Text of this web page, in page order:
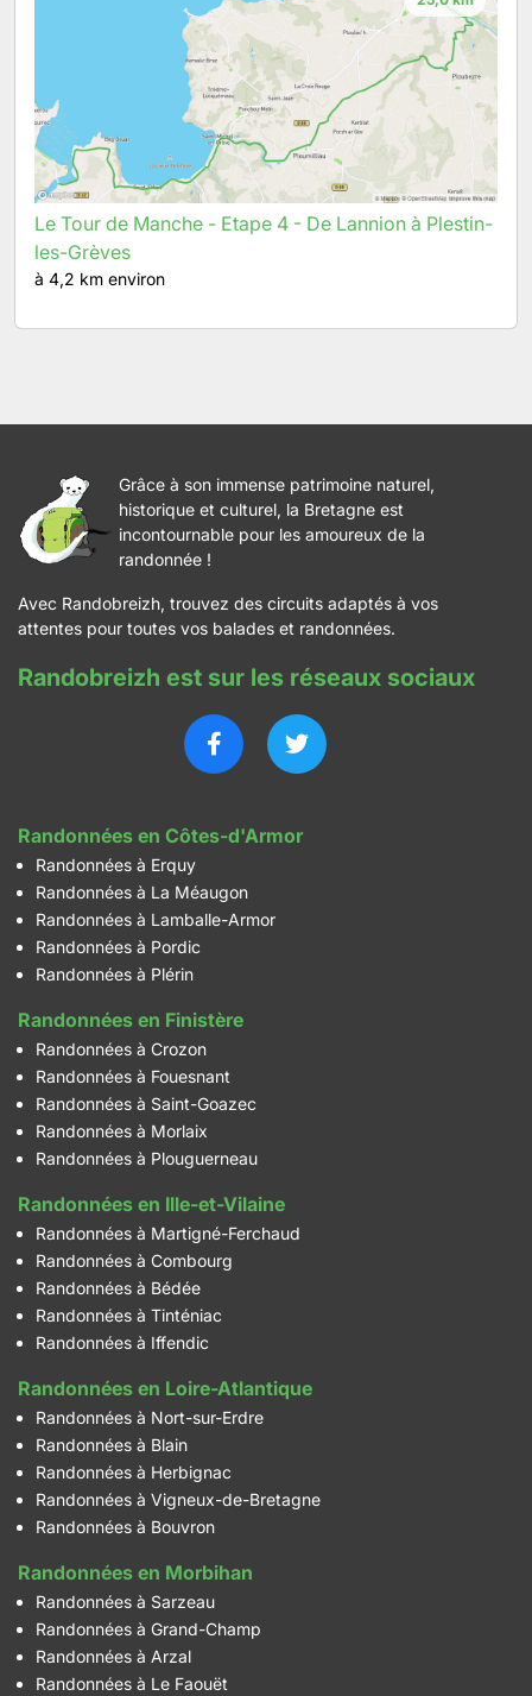
Le Tour de Manche - Etape 4 - De Lannion à Plestin-
les-Grèves
à 4,2 km environ
Grâce à son immense patrimoine naturel,
historique et culturel, la Bretagne est
incontournable pour les amoureux de la
randonnée !
Avec Randobreizh, trouvez des circuits adaptés à vos
attentes pour toutes vos balades et randonnées.
Randobreizh est sur les réseaux sociaux
Randonnées en Côtes-d'Armor
Randonnées à Erquy
Randonnées à La Méaugon
Randonnées à Lamballe-Armor
Randonnées à Pordic
Randonnées à Plérin
Randonnées en Finistère
Randonnées à Crozon
Randonnées à Fouesnant
Randonnées à Saint-Goazec
Randonnées à Morlaix
Randonnées à Plouguerneau
Randonnées en Ille-et-Vilaine
Randonnées à Martigné-Ferchaud
Randonnées à Combourg
Randonnées à Bédée
Randonnées à Tinténiac
Randonnées à Iffendic
Randonnées en Loire-Atlantique
Randonnées à Nort-sur-Erdre
Randonnées à Blain
Randonnées à Herbignac
Randonnées à Vigneux-de-Bretagne
Randonnées à Bouvron
Randonnées en Morbihan
Randonnées à Sarzeau
Randonnées à Grand-Champ
Randonnées à Arzal
Randonnées à Le Faouët